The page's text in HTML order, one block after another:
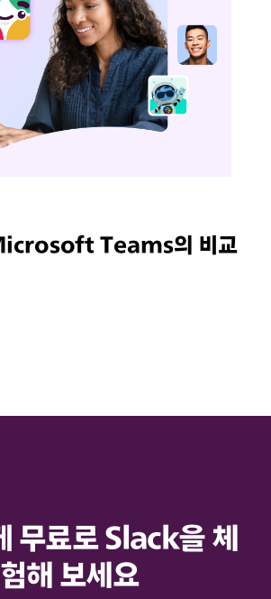
Teams의 비교
무료로 Slack을 체
험해 보세요